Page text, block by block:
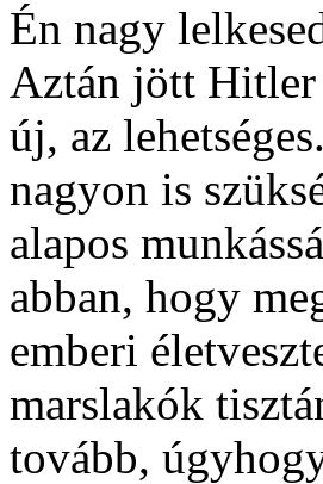
Én nagy
Aztán jött Hitler
új, az
nagyon is
alapos
abban, hogy
emberi
marslakók
tovább,